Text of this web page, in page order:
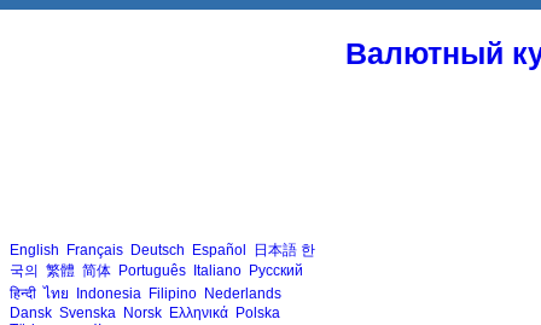
Валютный
English Français Deutsch Español 日本語 한
국의 繁體 简体 Português Italiano Русский
हिन्दी ไทย Indonesia Filipino Nederlands
Dansk Svenska Norsk Ελληνικά Polska